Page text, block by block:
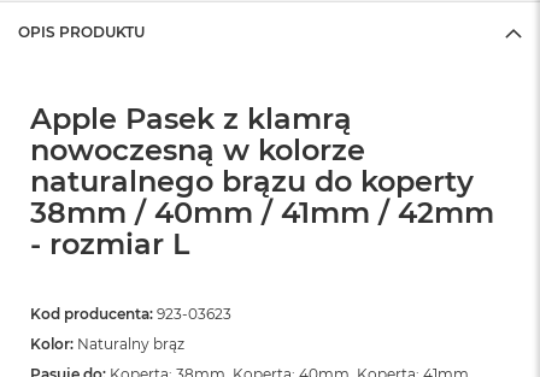
OPIS PRODUKTU
Apple Pasek z klamrą
nowoczesną w kolorze
naturalnego brązu do koperty
38mm / 40mm / 41mm / 42mm
- rozmiar L
Kod producenta: 923-03623
Kolor: Naturalny brąz